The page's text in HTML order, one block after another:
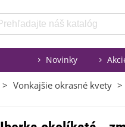
Novinky
> Vonkajšie okrasné kvety >